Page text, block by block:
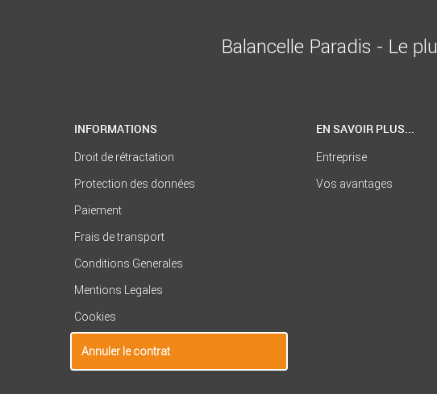
Balancelle Paradis - Le
INFORMATIONS
Droit de rétractation
Protection des données
Paiement
Frais de transport
Conditions Generales
Mentions Legales
Cookies
Annuler le contrat
EN SAVOIR PLUS...
Entreprise
Vos avantages